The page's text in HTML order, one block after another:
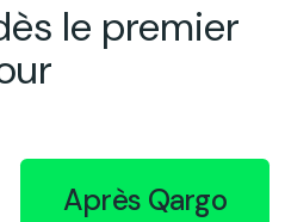
le premier
Après Qargo